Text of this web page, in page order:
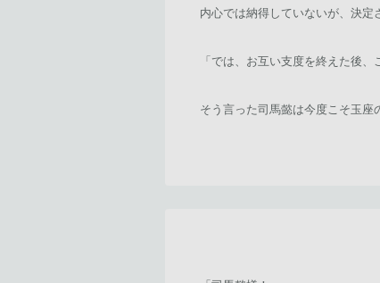
内心では納得していないが、決
「では、お互い支度を終えた後、
そう言った司馬懿は今度こそ玉座